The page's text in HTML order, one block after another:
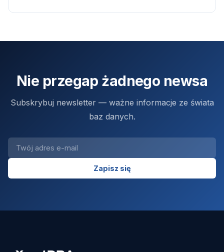
Nie przegap żadnego newsa
Subskrybuj newsletter — ważne informacje ze świata
baz danych.
Zapisz się